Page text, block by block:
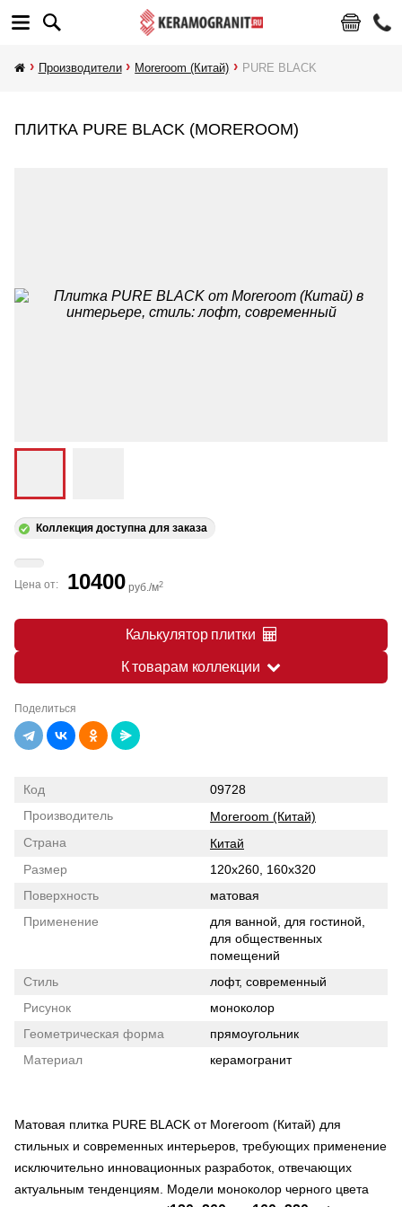
Производители Moreroom (Китай) PURE BLACK
ПЛИТКА PURE BLACK (MOREROOM)
Коллекция доступна для заказа
Цена от: 10400 руб./м2
Калькулятор плитки
К товарам коллекции
Поделиться
Код
09728
Производитель
Moreroom (Китай)
Страна
Китай
Размер
120x260, 160x320
Поверхность
матовая
Применение
для ванной, для гостиной,
для общественных
помещений
Стиль
лофт, современный
Рисунок
моноколор
Геометрическая форма
прямоугольник
Материал
керамогранит
Матовая плитка PURE BLACK от Moreroom (Китай) для
стильных и современных интерьеров, требующих применение
исключительно инновационных разработок, отвечающих
актуальным тенденциям. Модели моноколор черного цвета